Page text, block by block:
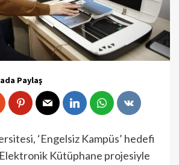
Paylaş
‘Engelsiz Kampüs’ hedefi
Kütüphane projesiyle